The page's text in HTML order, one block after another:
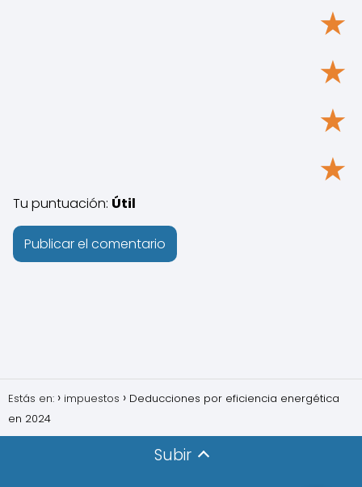
★
★
★
★
Tu puntuación: Útil
Estás en: impuestos
Deducciones por eficiencia energética​
en 2024
Subir